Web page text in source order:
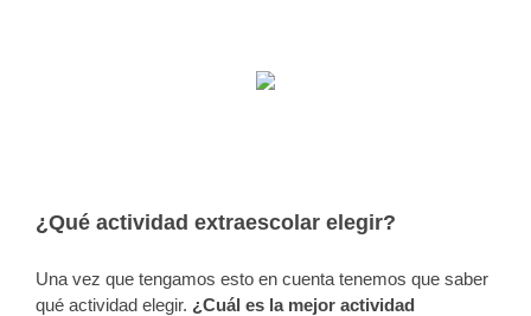
¿Qué actividad extraescolar elegir?
Una vez que tengamos esto en cuenta tenemos que saber
qué actividad elegir. ¿Cuál es la mejor actividad